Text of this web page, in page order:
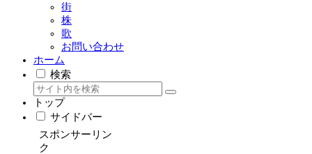
街
株
歌
お問い合わせ
ホーム
検索
トップ
サイドバー
スポンサーリン
ク